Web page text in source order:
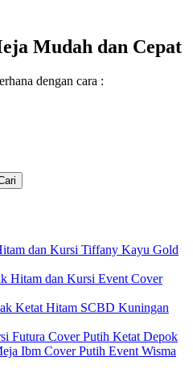
Mudah dan Cepat
dengan cara :
dan Kursi Tiffany Kayu Gold
Hitam dan Kursi Event Cover
Ketat Hitam SCBD Kuningan
Futura Cover Putih Ketat Depok
Ibm Cover Putih Event Wisma